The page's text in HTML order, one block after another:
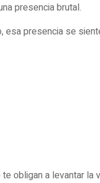
presencia brutal.
esa presencia se
obligan a levantar la